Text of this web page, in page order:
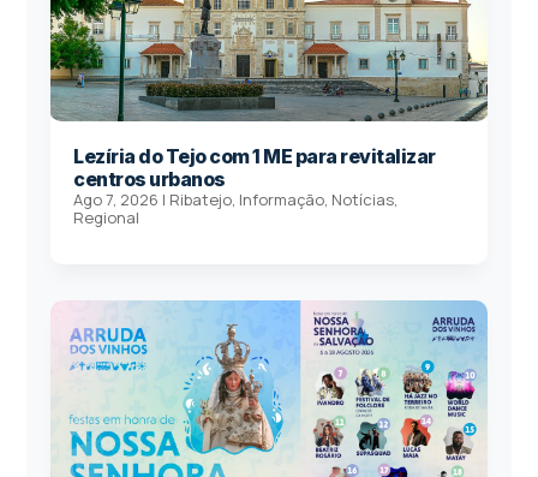
Lezíria do Tejo com 1 ME para revitalizar
centros urbanos
Ago 7, 2026 | Ribatejo, Informação, Notícias,
Regional